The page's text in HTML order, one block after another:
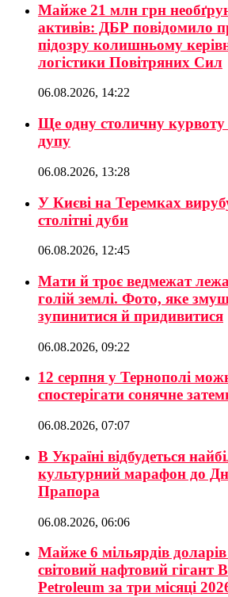
Майже 21 млн грн
активів: ДБР повідомило
підозру колишньому
логістики Повітряних Сил
06.08.2026, 14:22
Ще одну столичну курвоту
дупу
06.08.2026, 13:28
У Києві на Теремках
столітні дуби
06.08.2026, 12:45
Мати й троє ведмежат
голій землі. Фото, яке
зупинитися й придивитися
06.08.2026, 09:22
12 серпня у Тернополі
спостерігати сонячне
06.08.2026, 07:07
В Україні відбудеться
культурний марафон до
Прапора
06.08.2026, 06:06
Майже 6 мільярдів
світовий нафтовий гігант
Petroleum за три місяці